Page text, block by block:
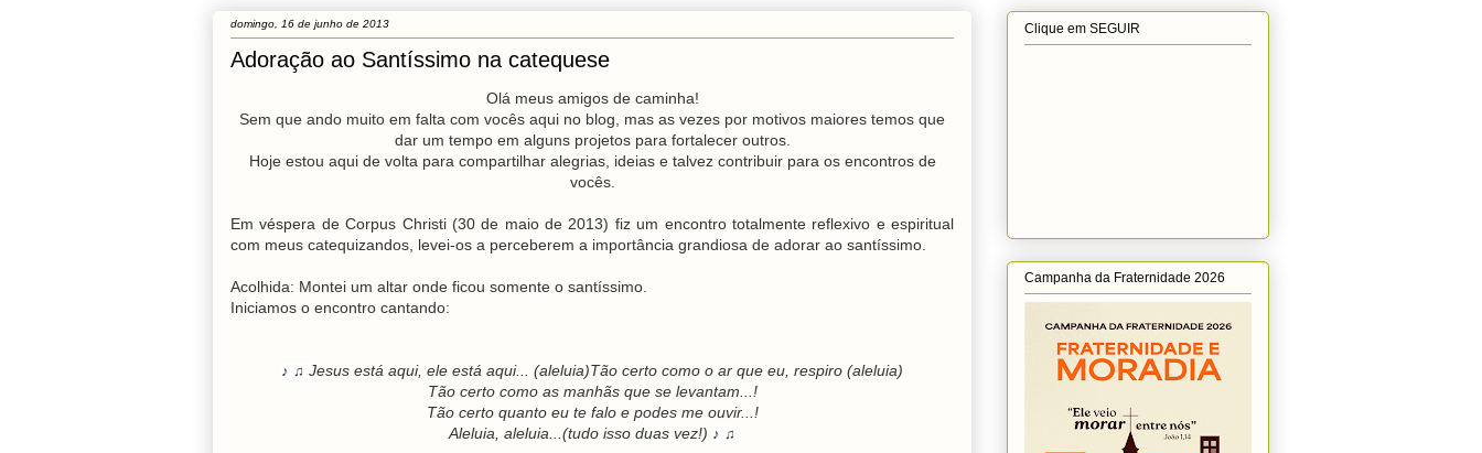
domingo, 16 de junho de 2013
Adoração ao Santíssimo na catequese
Olá meus amigos de caminha!
Sem que ando muito em falta com vocês aqui no blog, mas as vezes por motivos maiores temos que
dar um tempo em alguns projetos para fortalecer outros.
Hoje estou aqui de volta para compartilhar alegrias, ideias e talvez contribuir para os encontros de
vocês.
Em véspera de Corpus Christi (30 de maio de 2013) fiz um encontro totalmente reflexivo e espiritual
com meus catequizandos, levei-os a perceberem a importância grandiosa de adorar ao santíssimo.
Acolhida: Montei um altar onde ficou somente o santíssimo.
Iniciamos o encontro cantando:
♪ ♫ Jesus está aqui, ele está aqui... (aleluia)Tão certo como o ar que eu, respiro (aleluia)
Tão certo como as manhãs que se levantam...!
Tão certo quanto eu te falo e podes me ouvir...!
Aleluia, aleluia...(tudo isso duas vez!) ♪ ♫
Clique em SEGUIR
Campanha da Fraternidade 2026